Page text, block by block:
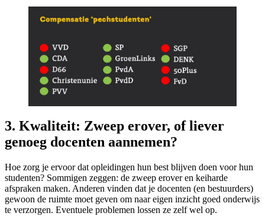
3. Kwaliteit: Zweep erover, of liever
genoeg docenten aannemen?
Hoe zorg je ervoor dat opleidingen hun best blijven doen voor hun
studenten? Sommigen zeggen: de zweep erover en keiharde
afspraken maken. Anderen vinden dat je docenten (en bestuurders)
gewoon de ruimte moet geven om naar eigen inzicht goed onderwijs
te verzorgen. Eventuele problemen lossen ze zelf wel op.